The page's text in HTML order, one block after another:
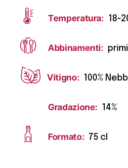
Temperatura: 18-
Abbinamenti:
Vitigno: 100%
Gradazione: 14%
Formato: 75 cl